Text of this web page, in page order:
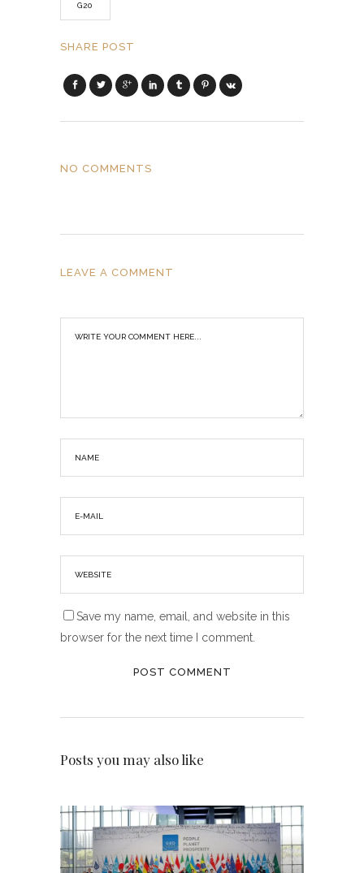
G20
SHARE POST
NO COMMENTS
LEAVE A COMMENT
Save my name, email, and website in this
browser for the next time I comment.
Posts you may also like